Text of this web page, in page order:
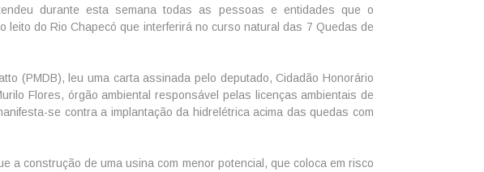
durante esta semana todas as pessoas e entidades que o
leito do Rio Chapecó que interferirá no curso natural das 7 Quedas de
(PMDB), leu uma carta assinada pelo deputado, Cidadão Honorário
Flores, órgão ambiental responsável pelas licenças ambientais de
se contra a implantação da hidrelétrica acima das quedas com
a construção de uma usina com menor potencial, que coloca em risco